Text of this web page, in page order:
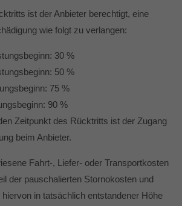
ist der Anbieter berechtigt, eine
wie folgt zu verlangen:
30 %
50 %
75 %
90 %
Zeitpunkt des Rücktritts ist der Zugang
beim Anbieter.
Fahrt-, Liefer- oder Transportkosten
der pauschalierten Stornokosten und
in tatsächlich entstandener Höhe